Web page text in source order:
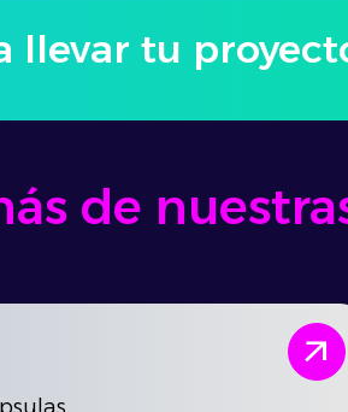
llevar tu
de
arrow_outward